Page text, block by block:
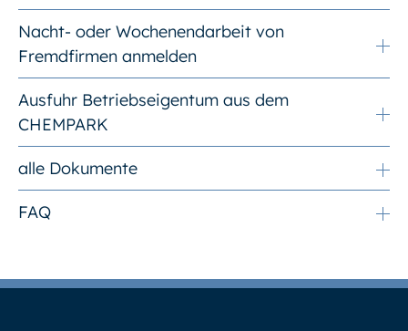
Nacht- oder Wochenendarbeit von
Fremdfirmen anmelden
Ausfuhr Betriebseigentum aus dem
CHEMPARK
alle Dokumente
FAQ